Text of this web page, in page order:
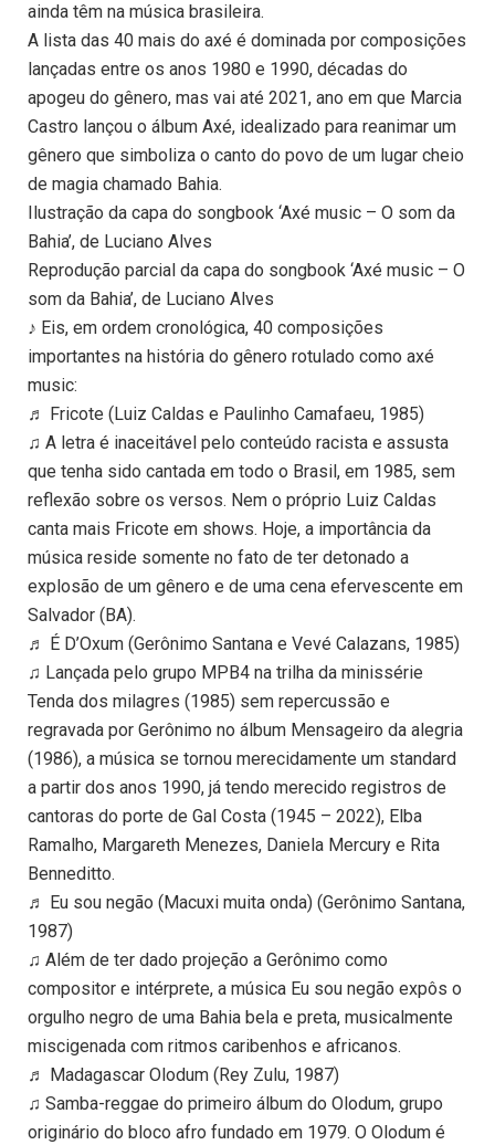
ainda têm na música brasileira.
A lista das 40 mais do axé é dominada por composições
lançadas entre os anos 1980 e 1990, décadas do
apogeu do gênero, mas vai até 2021, ano em que Marcia
Castro lançou o álbum Axé, idealizado para reanimar um
gênero que simboliza o canto do povo de um lugar cheio
de magia chamado Bahia.
Ilustração da capa do songbook ‘Axé music – O som da
Bahia’, de Luciano Alves
Reprodução parcial da capa do songbook ‘Axé music – O
som da Bahia’, de Luciano Alves
♪ Eis, em ordem cronológica, 40 composições
importantes na história do gênero rotulado como axé
music:
♬ Fricote (Luiz Caldas e Paulinho Camafaeu, 1985)
♫ A letra é inaceitável pelo conteúdo racista e assusta
que tenha sido cantada em todo o Brasil, em 1985, sem
reflexão sobre os versos. Nem o próprio Luiz Caldas
canta mais Fricote em shows. Hoje, a importância da
música reside somente no fato de ter detonado a
explosão de um gênero e de uma cena efervescente em
Salvador (BA).
♬ É D’Oxum (Gerônimo Santana e Vevé Calazans, 1985)
♫ Lançada pelo grupo MPB4 na trilha da minissérie
Tenda dos milagres (1985) sem repercussão e
regravada por Gerônimo no álbum Mensageiro da alegria
(1986), a música se tornou merecidamente um standard
a partir dos anos 1990, já tendo merecido registros de
cantoras do porte de Gal Costa (1945 – 2022), Elba
Ramalho, Margareth Menezes, Daniela Mercury e Rita
Benneditto.
♬ Eu sou negão (Macuxi muita onda) (Gerônimo Santana,
1987)
♫ Além de ter dado projeção a Gerônimo como
compositor e intérprete, a música Eu sou negão expôs o
orgulho negro de uma Bahia bela e preta, musicalmente
miscigenada com ritmos caribenhos e africanos.
♬ Madagascar Olodum (Rey Zulu, 1987)
♫ Samba-reggae do primeiro álbum do Olodum, grupo
originário do bloco afro fundado em 1979. O Olodum é